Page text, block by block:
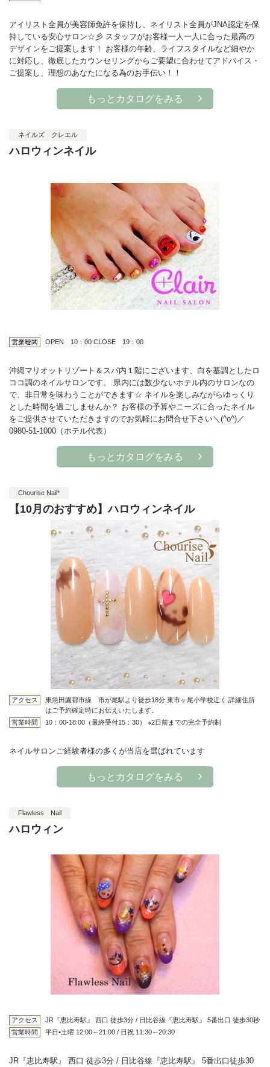
アイリスト全員が美容師免許を保持し、ネイリスト全員がJNA認定を保
持している安心サロン☆彡 スタッフがお客様一人一人に合った最高の
デザインをご提案します！ お客様の年齢、ライフスタイルなど細やか
に対応し、徹底したカウンセリングからご要望に合わせてアドバイス・
ご提案し、理想のあなたになる為のお手伝い！！
もっとカタログをみる
ネイルズ クレエル
ハロウィンネイル
アクセス
営業時間 OPEN 10：00 CLOSE 19：00
沖縄マリオットリゾート＆スパ内１階にございます、白を基調としたロ
ココ調のネイルサロンです。 県内には数少ないホテル内のサロンなの
で、非日常を味わうことができます☆ ネイルを楽しみながらゆっくり
とした時間を過ごしませんか？ お客様の予算やニーズに合ったネイル
をご提供させていただきますのでお気軽にお問合せ下さい＼(^o^)／
0980-51-1000（ホテル代表）
もっとカタログをみる
Chourise Nail*
【10月のおすすめ】ハロウィンネイル
アクセス
東急田園都市線 市が尾駅より徒歩18分 東市ヶ尾小学校近く 詳細住所
はご予約確定時にお伝えいたします。
営業時間
10：00-18:00（最終受付15：30） ※2日前までの完全予約制
ネイルサロンご経験者様の多くが当店を選ばれています
もっとカタログをみる
Flawless Nail
ハロウィン
アクセス
JR『恵比寿駅』 西口 徒歩3分 / 日比谷線『恵比寿駅』 5番出口 徒歩30秒
営業時間
平日•土曜 12:00～21:00 / 日祝 11:30～20:30
JR『恵比寿駅』 西口 徒歩3分 / 日比谷線『恵比寿駅』 5番出口徒歩30